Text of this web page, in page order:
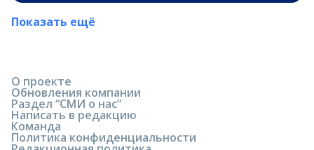
Показать ещё
О проекте
Обновления компании
Раздел “СМИ о нас”
Написать в редакцию
Команда
Политика конфиденциальности